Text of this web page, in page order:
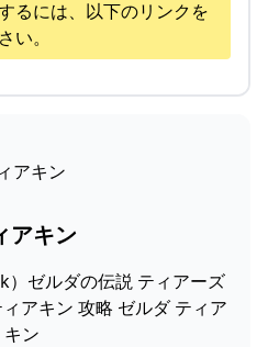
るには、以下のリンクを
い。
アキン
アキン
）ゼルダの伝説 ティアーズ
アキン 攻略 ゼルダ ティア
キン